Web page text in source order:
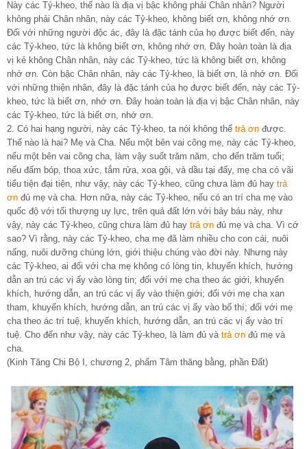
Này các Tỷ-kheo, thế nào là địa vị bậc không phải Chân nhân? Người
không phải Chân nhân, này các Tỷ-kheo, không biết ơn, không nhớ ơn.
Ðối với những người độc ác, đây là đặc tánh của họ được biết đến, này
các Tỷ-kheo, tức là không biết ơn, không nhớ ơn. Ðây hoàn toàn là địa
vị kẻ không Chân nhân, này các Tỷ-kheo, tức là không biết ơn, không
nhớ ơn. Còn bậc Chân nhân, này các Tỷ-kheo, là biết ơn, là nhớ ơn. Ðối
với những thiện nhân, đây là đặc tánh của họ được biết đến, này các Tỷ-
kheo, tức là biết ơn, nhớ ơn. Ðây hoàn toàn là địa vị bậc Chân nhân, này
các Tỷ-kheo, tức là biết ơn, nhớ ơn.
2. Có hai hạng người, này các Tỷ-kheo, ta nói không thể trả ơn được.
Thế nào là hai? Mẹ và Cha. Nếu một bên vai cõng mẹ, này các Tỷ-kheo,
nếu một bên vai cõng cha, làm vậy suốt trăm năm, cho đến trăm tuổi;
nếu đấm bóp, thoa xức, tắm rửa, xoa gội, và dầu tại đấy, mẹ cha có vãi
tiểu tiện đại tiện, như vậy, này các Tỷ-kheo, cũng chưa làm đủ hay trả
ơn đủ mẹ và cha. Hơn nữa, này các Tỷ-kheo, nếu có an trí cha mẹ vào
quốc độ với tối thượng uy lực, trên quả đất lớn với bảy báu này, như
vậy, này các Tỷ-kheo, cũng chưa làm đủ hay trả ơn đủ mẹ và cha. Vì cớ
sao? Vì rằng, này các Tỷ-kheo, cha mẹ đã làm nhiều cho con cái, nuôi
nấng, nuôi dưỡng chúng lớn, giới thiệu chúng vào đời này. Nhưng này
các Tỷ-kheo, ai đối với cha mẹ không có lòng tin, khuyến khích, hướng
dẫn an trú các vị ấy vào lòng tin; đối với mẹ cha theo ác giới, khuyến
khích, hướng dẫn, an trú các vị ấy vào thiện giới; đối với mẹ cha xan
tham, khuyến khích, hướng dẫn, an trú các vị ấy vào bố thí; đối với mẹ
cha theo ác trí tuệ, khuyến khích, hướng dẫn, an trú các vị ấy vào trí
tuệ. Cho đến như vậy, này các Tỷ-kheo, là làm đủ và trả ơn đủ mẹ và
cha.
(Kinh Tăng Chi Bộ I, chương 2, phẩm Tâm thăng bằng, phần Đất)